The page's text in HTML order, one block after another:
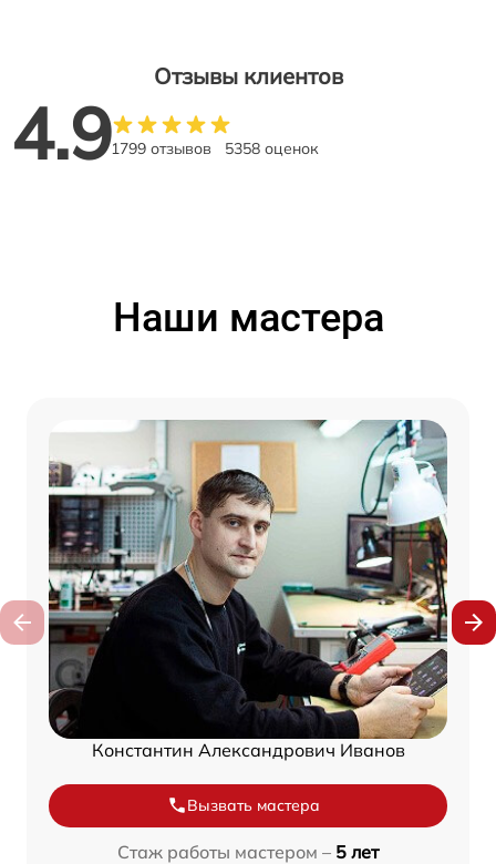
Отзывы клиентов
4.91799 отзывов 5358 оценок
Наши мастера
Константин Александрович Иванов
Вызвать мастера
Стаж работы мастером – 5 лет